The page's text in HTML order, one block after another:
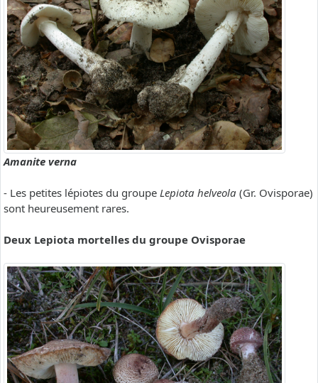
Amanite verna
- Les petites lépiotes du groupe Lepiota helveola (Gr. Ovisporae)
sont heureusement rares.
Deux Lepiota mortelles du groupe Ovisporae